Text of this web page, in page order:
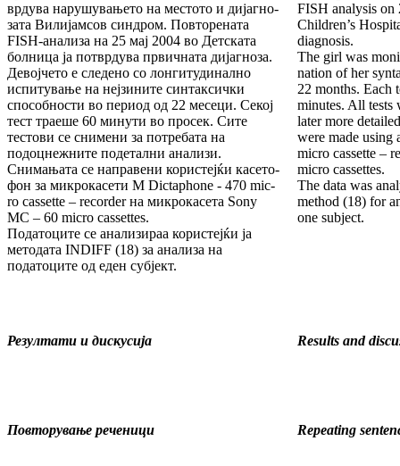
врдува нарушувањето на местото и дијаг­но­
зата Вилијамсов синдром. Повторената
FISH-анализа на 25 мај 2004 во Детската
бол­ни­ца ја потврдува првичната дијагноза.
Девојчето е следено со лонгитудинално
испи­ту­вање на нејзините синтаксички
способности во период од 22 месеци. Секој
тест траеше 60 ми­ну­ти во просек. Сите
тестови се снимени за по­тре­бата на
подоцнежните подетални ана­ли­зи.
Снимањата се направени користејќи касе­то­
фон за микрокасети M Dictaphone - 470 mic­
ro casse­tte – recorder на микрокасета Sony
MC – 60 mic­ro cassettes.
Податоците се анализираа корис­тејќи ја
мето­да­­­та INDIFF (18) за ана­­лиза на
податоците од еден субјект.
FISH analysis on
Children’s
diagnosis.
The girl was
nation of her
22 months. Each
minutes. All tests
later more
were made using
micro cassette –
micro cassettes.
The data was
method (18) for
one subject.
Резултати и дискусија Results and
Повторување реченици Repeating